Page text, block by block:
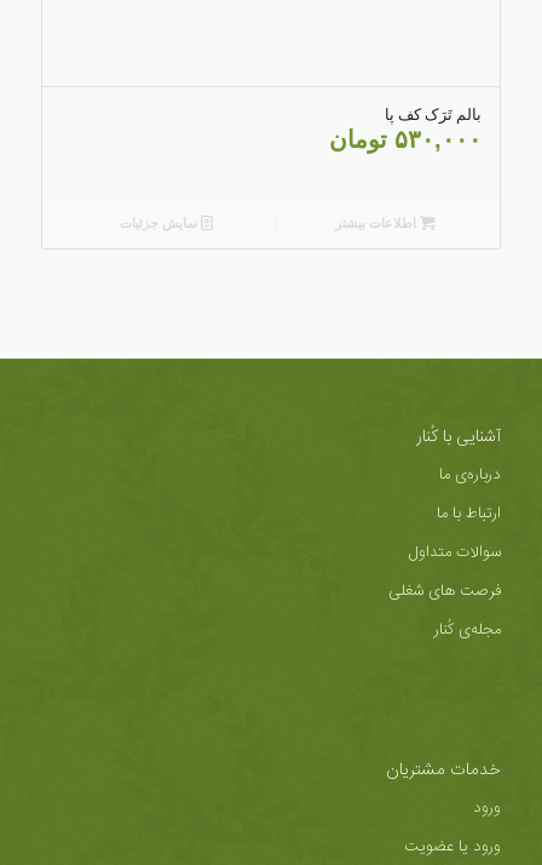
5.00
بالم تَرَک کف پا
۵۳۰,۰۰۰ تومان
اطلاعات بیشتر نمایش جزئیات
آشنایی با کُنار
درباره‌ی ما
ارتباط با ما
سوالات متداول
فرصت های شغلی
مجله‌ی کُنار
خدمات مشتریان
ورود
ورود یا عضویت